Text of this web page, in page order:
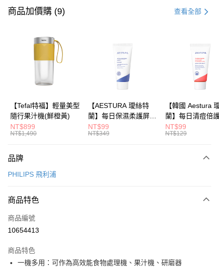
信用卡一次付款
相關說明
【大哥付你分期使用說明】
1.本服務由台灣大哥大提供，台灣大哥大用戶可立即使用無須另外申請。
2.付款方式選擇「大哥付你分期」，訂單成立後會自動跳轉到大哥付的交易
流程，驗證手機門號後，選擇欲分期的期數、繳款截止日，確認付款後即完
4.訂單成立30分鐘內，如未前往確認交易或遇審核未通過，訂單將自動取
消。如遇「轉專審核」未通過狀況，表示未達大哥付你分期系統評分，恕無
法說明評估內容。
【繳款方式說明】
2.透過簡訊連結打開帳單後，可選擇「超商條碼／台灣大直營門市／銀行轉
用戶於交易時，得透過本服務購買商品或服務，並由商店將買賣／分期付款
2.基於同意付款使用「大哥付你分期」之契約關係目的，商店將以您的個人
資料（包含姓名、電話或地址）提供予台灣大哥大進項蒐集、處理及利用，
3.完整用戶服務條款，請詳閱以下連結：
依照廠商出貨物流為主
商品加價購 (9) 查看全部
【Tefal特福】輕量美型
隨行果汁機(鮮橙黃)
NT$899
NT$1,490
【AESTURA 璦絲特
蘭】每日保濕柔護屏障
修護霜 30ml
NT$99
NT$349
【韓國 Aestura
蘭】每日清痘倍
潔面泡沫 30g
NT$99
NT$129
品牌
PHILIPS 飛利浦
商品特色
商品編號
10654413
商品特色
一機多用：可作為高效能食物處理機、果汁機、研磨器